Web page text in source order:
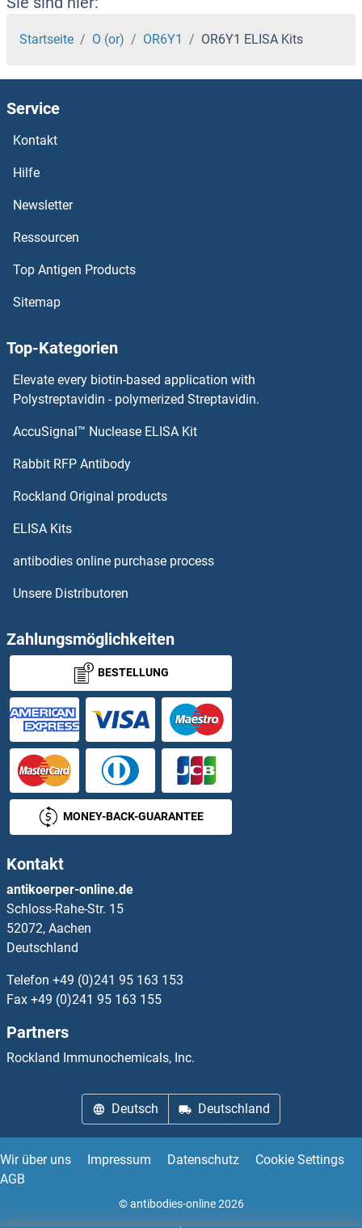
OR6K6 ELISA Kits
OR6K3 ELISA Kits
OR6K2 ELISA Kits
OR6F1 ELISA Kits
OR6C76 ELISA Kits
OR6C75 ELISA Kits
OR6C68 ELISA Kits
OR6C6 ELISA Kits
OR6C4 ELISA Kits
OR7A10 ELISA Kits
OR7A5 ELISA Kits
OR7C1 ELISA Kits
OR7C2 ELISA Kits
OR7D2 ELISA Kits
OR7D4 ELISA Kits
OR7E24 ELISA Kits
OR7G1 ELISA Kits
OR7G2 ELISA Kits
OR8A1 ELISA Kits
OR8B12 ELISA Kits
OR8B2 ELISA Kits
OR8B3 ELISA Kits
OR8B4 ELISA Kits
OR8D1 ELISA Kits
Startseite O (or) OR6Y1 OR6Y1 ELISA Kits
Service
Kontakt
Hilfe
Newsletter
Ressourcen
Top Antigen Products
Sitemap
Top-Kategorien
Elevate every biotin-based application with
Polystreptavidin - polymerized Streptavidin.
AccuSignal™ Nuclease ELISA Kit
Rabbit RFP Antibody
Rockland Original products
ELISA Kits
antibodies online purchase process
Unsere Distributoren
Zahlungsmöglichkeiten
BESTELLUNG
MONEY-BACK-GUARANTEE
Kontakt
antikoerper-online.de
Schloss-Rahe-Str. 15
52072, Aachen
Deutschland
Telefon +49 (0)241 95 163 153
Fax +49 (0)241 95 163 155
Partners
Rockland Immunochemicals, Inc.
Deutsch Deutschland
Wir über uns Impressum Datenschutz
Cookie Settings
AGB
© antibodies-online 2026